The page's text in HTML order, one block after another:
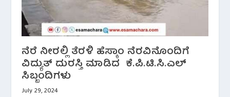
ನೆರೆ ನೀರಲ್ಲಿ ತೆರಳಿ ಹೆಸ್ಕಾಂ ನೆರವಿನೊಂದಿಗೆ
ವಿದ್ಯುತ್ ದುರಸ್ತಿ ಮಾಡಿದ ಕೆ.ಪಿ.ಟಿ.ಸಿ.ಎಲ್
ಸಿಬ್ಬಂದಿಗಳು
July 29, 2024